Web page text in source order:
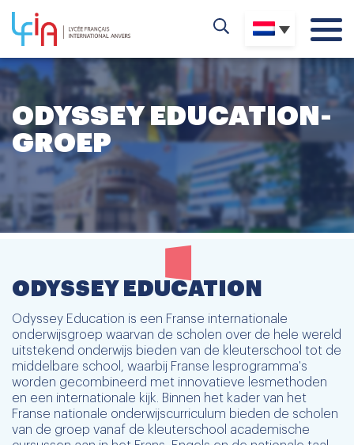
ODYSSEY EDUCATION-
GROEP
ODYSSEY EDUCATION
Odyssey Education is een Franse internationale
onderwijsgroep waarvan de scholen over de hele wereld
uitstekend onderwijs bieden van de kleuterschool tot de
middelbare school, waarbij Franse lesprogramma's
worden gecombineerd met innovatieve lesmethoden
en een internationale kijk. Binnen het kader van het
Franse nationale onderwijscurriculum bieden de scholen
van de groep vanaf de kleuterschool academische